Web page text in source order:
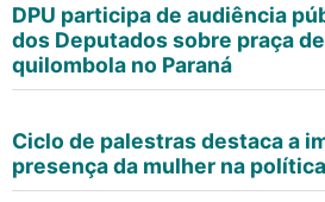
DPU participa de audiência
dos Deputados sobre praça
quilombola no Paraná
Ciclo de palestras destaca a
presença da mulher na política